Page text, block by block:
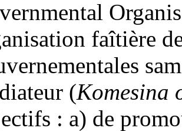
faîtière
(Komesina
: a) de